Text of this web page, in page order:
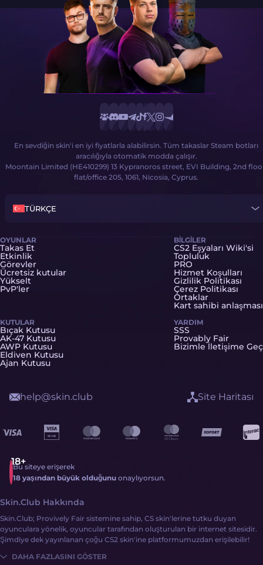
En sevdiğin skin'i en iyi fiyatlarla alabilirsin. Tüm takaslar Steam botları
aracılığıyla otomatik modda çalışır.
Moontain Limited (HE410299) 13 Kypranoros street, EVI Building, 2nd
flat/office 205, 1061, Nicosia, Cyprus.
TÜRKÇE
OYUNLAR
Takas Et
Etkinlik
Görevler
Ücretsiz kutular
Yükselt
PvP'ler
KUTULAR
Bıçak Kutusu
AK-47 Kutusu
AWP Kutusu
Eldiven Kutusu
Ajan Kutusu
BILGILER
CS2 Eşyaları Wiki'si
Topluluk
PRO
Hizmet Koşulları
Gizlilik Politikası
Çerez Politikası
Ortaklar
Kart sahibi anlaşması
YARDIM
SSS
Provably Fair
Bizimle İletişime Geç
Bu siteye erişerek
18 yaşından büyük olduğunu onaylıyorsun.
help@skin.club Site Haritası
Skin.Club Hakkında
Skin.Club; Provively Fair sistemine sahip, CS skin'lerine tutku duyan
oyunculara yönelik, oyuncular tarafından oluşturulan bir internet sitesidir.
Şimdiye dek yayınlanan çoğu CS2 skin'ine platformumuzdan erişilebilir!
CS2 skinleri edinmek hiç bu kadar basit olmamıştı:
DAHA FAZLASINI GÖSTER